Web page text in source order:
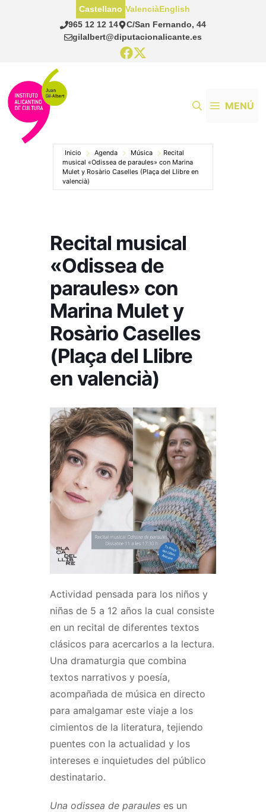
965 12 12 14
C/San Fernando, 44
gilalbert@diputacionalicante.es
Castellano ValenciàEnglish
MENÚ
Inicio Agenda Música
Recital
musical «Odissea de paraules» con Marina
Mulet y Rosàrio Caselles (Plaça del Llibre en
valencià)
Recital musical
«Odissea de
paraules» con
Marina Mulet y
Rosàrio Caselles
(Plaça del Llibre
en valencià)
Actividad pensada para los niños y
niñas de 5 a 12 años la cual consiste
en un recital de diferentes textos
clásicos para acercarlos a la lectura.
Una dramaturgia que combina
textos narrativos y poesía,
acompañada de música en directo
para amalgamar este viaje a los
cimientos de la literatura, tejiendo
puentes con la actualidad y los
intereses e inquietudes del público
destinatario.
Una odissea de paraules es un